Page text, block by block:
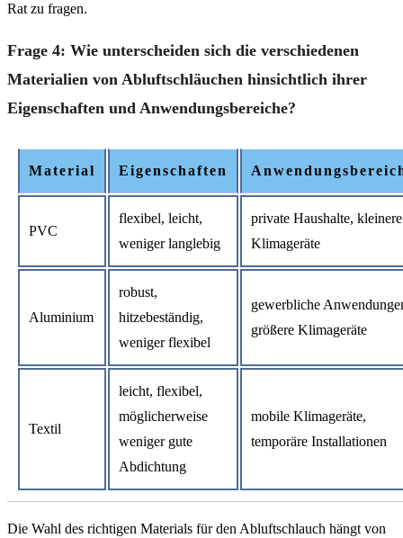
Rat zu fragen.
Frage 4: Wie unterscheiden sich die verschiedenen
Materialien von Abluftschläuchen hinsichtlich ihrer
Eigenschaften und Anwendungsbereiche?
Material Eigenschaften
PVC
flexibel, leicht,
weniger langlebig
private Haushalte, kleinere
Klimageräte
Aluminium
robust,
hitzebeständig,
weniger flexibel
gewerbliche
größere Klimageräte
Textil
leicht, flexibel,
möglicherweise
weniger gute
Abdichtung
mobile Klimageräte,
temporäre Installationen
Die Wahl des richtigen Materials für den Abluftschlauch hängt von